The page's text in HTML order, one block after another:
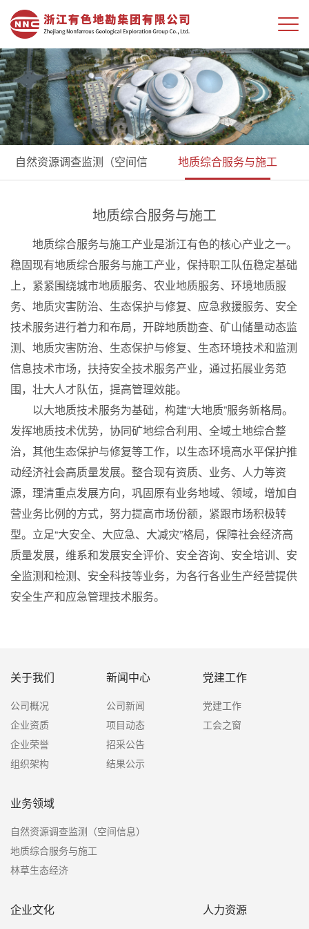
自然资源调查监测（空间信 地质综合服务与施工
地质综合服务与施工
地质综合服务与施工产业是浙江有色的核心产业之一。
稳固现有地质综合服务与施工产业，保持职工队伍稳定基础
上，紧紧围绕城市地质服务、农业地质服务、环境地质服
务、地质灾害防治、生态保护与修复、应急救援服务、安全
技术服务进行着力和布局，开辟地质勘查、矿山储量动态监
测、地质灾害防治、生态保护与修复、生态环境技术和监测
信息技术市场，扶持安全技术服务产业，通过拓展业务范
围，壮大人才队伍，提高管理效能。
以大地质技术服务为基础，构建“大地质”服务新格局。
发挥地质技术优势，协同矿地综合利用、全域土地综合整
治，其他生态保护与修复等工作，以生态环境高水平保护推
动经济社会高质量发展。整合现有资质、业务、人力等资
源，理清重点发展方向，巩固原有业务地域、领域，增加自
营业务比例的方式，努力提高市场份额，紧跟市场积极转
型。立足“大安全、大应急、大减灾”格局，保障社会经济高
质量发展，维系和发展安全评价、安全咨询、安全培训、安
全监测和检测、安全科技等业务，为各行各业生产经营提供
安全生产和应急管理技术服务。
关于我们
公司概况
企业资质
企业荣誉
组织架构
新闻中心
公司新闻
项目动态
招采公告
结果公示
党建工作
党建工作
工会之窗
业务领域
自然资源调查监测（空间信息）
地质综合服务与施工
林草生态经济
企业文化 人力资源